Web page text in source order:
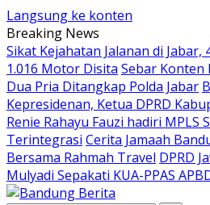
Langsung ke konten
Breaking News
Sikat Kejahatan Jalanan di Jabar,
1.016 Motor Disita Sebar Konten
Dua Pria Ditangkap Polda Jabar
Kepresidenan, Ketua DPRD
Renie Rahayu Fauzi hadiri MPLS
Terintegrasi Cerita Jamaah
Bersama Rahmah Travel DPRD
Mulyadi Sepakati KUA-PPAS